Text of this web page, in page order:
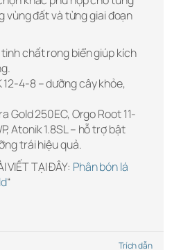
vùng đất và từng giai đoạn
chất rong biển giúp kích
12-4-8 – dưỡng cây khỏe,
Gold 250EC, Orgo Root 11-
Atonik 1.8SL – hỗ trợ bật
trái hiệu quả.
VIẾT TẠI ĐÂY: Phân bón lá
“
Trích dẫn